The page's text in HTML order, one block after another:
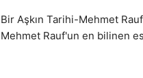
Bir Aşkın Tarihi-Mehmet
Mehmet Rauf'un en bilinen